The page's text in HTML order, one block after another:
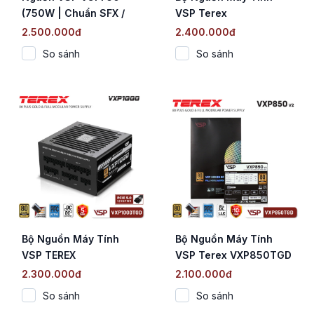
(750W | Chuẩn SFX /
Cybenetics Platinum |
Fully Modular | ATX 3.1
& PCIe 5.1)
2.500.000đ
So sánh
VSP Terex
VXP1000TGD Ver2
(1000W / 80 Plus Gold
/ Full Modular / ATX 3.1
2.400.000đ
So sánh
Bộ Nguồn Máy Tính
VSP TEREX
VXP1000TGD (1000W /
80 Plus Gold / Full
Modular / ATX 3.0 /
2.300.000đ
So sánh
Bộ Nguồn Máy Tính
VSP Terex VXP850TGD
Ver2 (850W / 80 Plus
Gold / Full Modular /
ATX 3.1 / PCIe 5.1)
2.100.000đ
So sánh